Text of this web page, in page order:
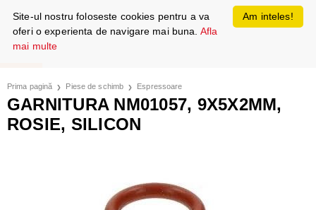
Prima pagină Piese de schimb Espressoare
GARNITURA NM01057, 9X5X2MM,
ROSIE, SILICON
Am inteles!
Site-ul nostru foloseste cookies pentru a va
oferi o experienta de navigare mai buna. Afla
mai multe